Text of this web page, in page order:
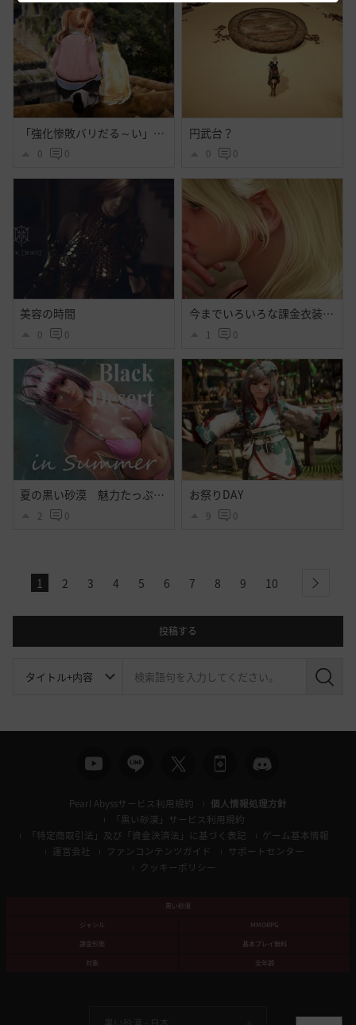
「強化惨敗バリだる～い」「・・・」
0 0
円武台？
0 0
美容の時間
0 0
今までいろいろな課金衣装出てそれなりに好きだったけど今回程心奪われた衣装はなかったよ・・大好きだよシトラス・・ハイセンス過ぎるよ黒砂漠☝️ぃえーぃ！
1 0
夏の黒い砂漠 魅力たっぷりシトラス衣装のｓｓ その２
2 0
お祭りDAY
9 0
1 2 3 4 5 6 7 8 9 10 next
投稿する
検
Pearl Abyssサービス利用規約
個人情報処理方針
「黒い砂漠」サービス利用規約
「特定商取引法」及び「資金決済法」に基づく表記
ゲーム基本情報
運営会社
ファンコンテンツガイド
サポートセンター
クッキーポリシー
黒い砂漠
ジャンル
MMORPG
課金形態
基本プレイ無料
対象
全年齢